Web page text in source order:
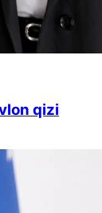
Qahramon